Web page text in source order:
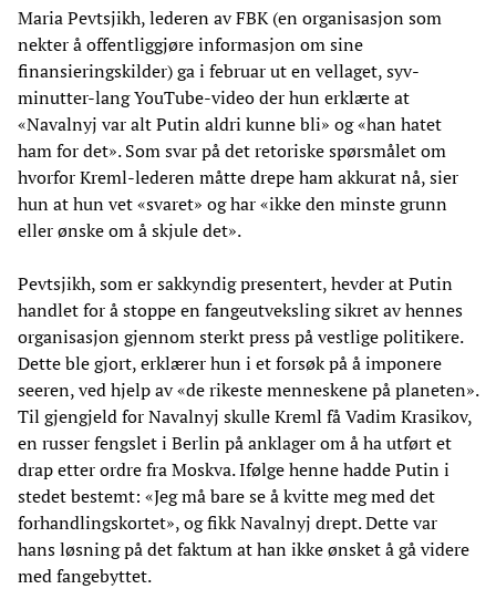
Maria Pevtsjikh, lederen av FBK (en organisasjon som
nekter å offentliggjøre informasjon om sine
finansieringskilder) ga i februar ut en vellaget, syv-
minutter-lang YouTube-video der hun erklærte at
«Navalnyj var alt Putin aldri kunne bli» og «han hatet
ham for det». Som svar på det retoriske spørsmålet om
hvorfor Kreml-lederen måtte drepe ham akkurat nå, sier
hun at hun vet «svaret» og har «ikke den minste grunn
eller ønske om å skjule det».
Pevtsjikh, som er sakkyndig presentert, hevder at Putin
handlet for å stoppe en fangeutveksling sikret av hennes
organisasjon gjennom sterkt press på vestlige politikere.
Dette ble gjort, erklærer hun i et forsøk på å imponere
seeren, ved hjelp av «de rikeste menneskene på planeten».
Til gjengjeld for Navalnyj skulle Kreml få Vadim Krasikov,
en russer fengslet i Berlin på anklager om å ha utført et
drap etter ordre fra Moskva. Ifølge henne hadde Putin i
stedet bestemt: «Jeg må bare se å kvitte meg med det
forhandlingskortet», og fikk Navalnyj drept. Dette var
hans løsning på det faktum at han ikke ønsket å gå videre
med fangebyttet.